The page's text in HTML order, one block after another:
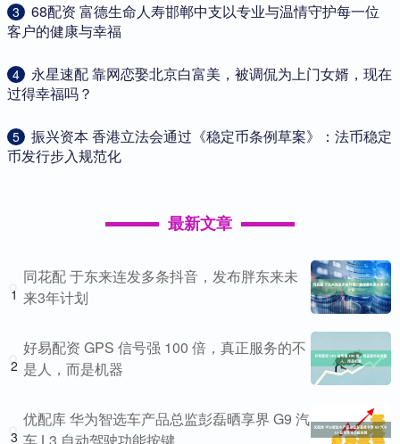
3
​68配资 富德生命人寿邯郸中支以专业与温情守护每一位
客户的健康与幸福
4
​永星速配 靠网恋娶北京白富美，被调侃为上门女婿，现在
过得幸福吗？
5
​振兴资本 香港立法会通过《稳定币条例草案》：法币稳定
币发行步入规范化
最新文章
1
同花配 于东来连发多条抖音，发布胖东来未
来3年计划
2
好易配资 GPS 信号强 100 倍，真正服务的不
是人，而是机器
3
优配库 华为智选车产品总监彭磊晒享界 G9 汽